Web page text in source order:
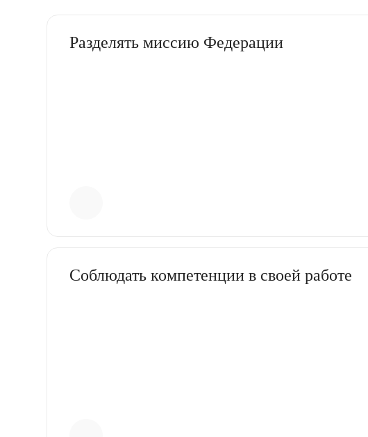
Разделять миссию Федерации
Соблюдать компетенции в своей работе